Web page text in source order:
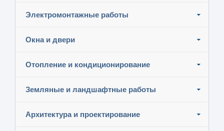
Электромонтажные работы
Окна и двери
Отопление и кондиционирование
Земляные и ландшафтные работы
Архитектура и проектирование